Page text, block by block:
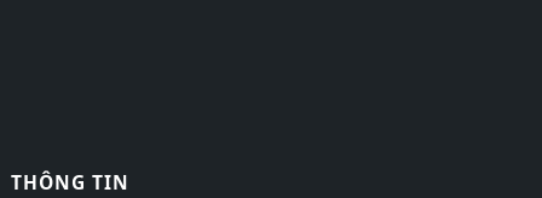
THÔNG TIN